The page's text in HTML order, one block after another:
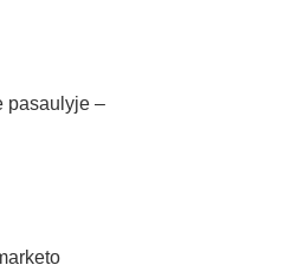
pasaulyje –